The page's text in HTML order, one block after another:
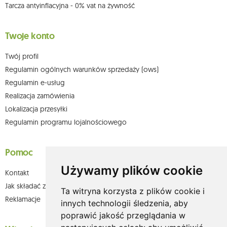
Używamy plików cookie
Ta witryna korzysta z plików cookie i
innych technologii śledzenia, aby
poprawić jakość przeglądania w
Tarcza antyinflacyjna - 0% vat na żywność
Twoje konto
Twój profil
Regulamin ogólnych warunków sprzedaży (ows)
Regulamin e-usług
Realizacja zamówienia
Lokalizacja przesyłki
Regulamin programu lojalnościowego
Pomoc
Kontakt
Jak składać zamówienia w sklepie olium.pl?
Reklamacje